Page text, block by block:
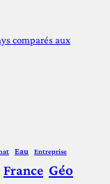
comparés aux
Eau Entreprise
France Géo